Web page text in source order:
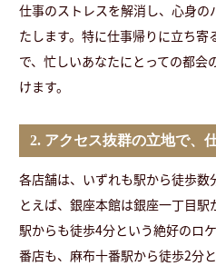
仕事のストレスを解消し、心身
たします。特に仕事帰りに立ち寄
で、忙しいあなたにとっての都会
けます。
2. アクセス抜群の立地で、
各店舗は、いずれも駅から徒歩数
とえば、銀座本館は銀座一丁目
駅からも徒歩4分という絶好のロ
番店も、麻布十番駅から徒歩2分